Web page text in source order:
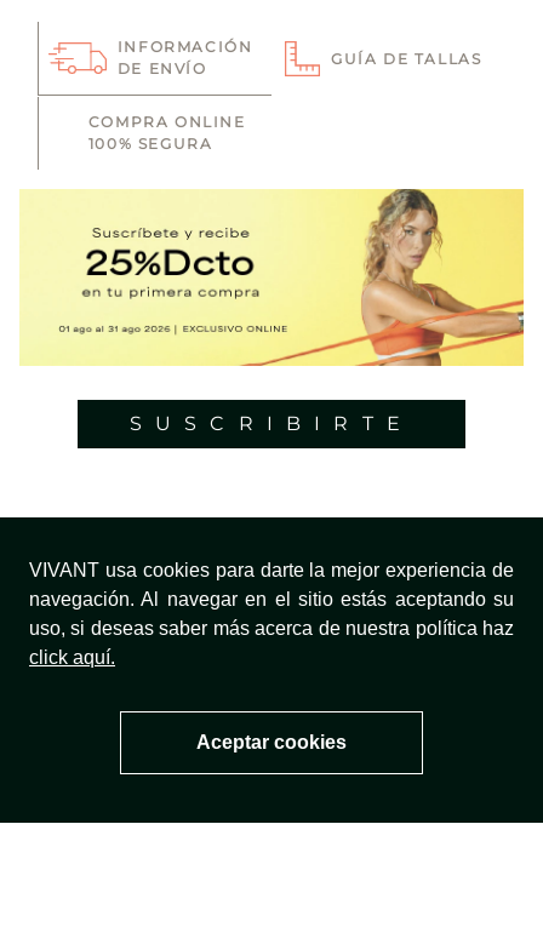
VIVANT usa cookies para darte la mejor experiencia de
navegación. Al navegar en el sitio estás aceptando su
uso, si deseas saber más acerca de nuestra política haz
click aquí.
Aceptar cookies
INFORMACIÓN
DE ENVÍO
GUÍA DE TALLAS
COMPRA ONLINE
100% SEGURA
SUSCRIBIRTE
¿NECESITAS AYUDA?
NUESTRA MARCA